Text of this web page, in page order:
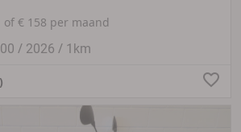
of € 158 per maand
/ 2026 / 1km